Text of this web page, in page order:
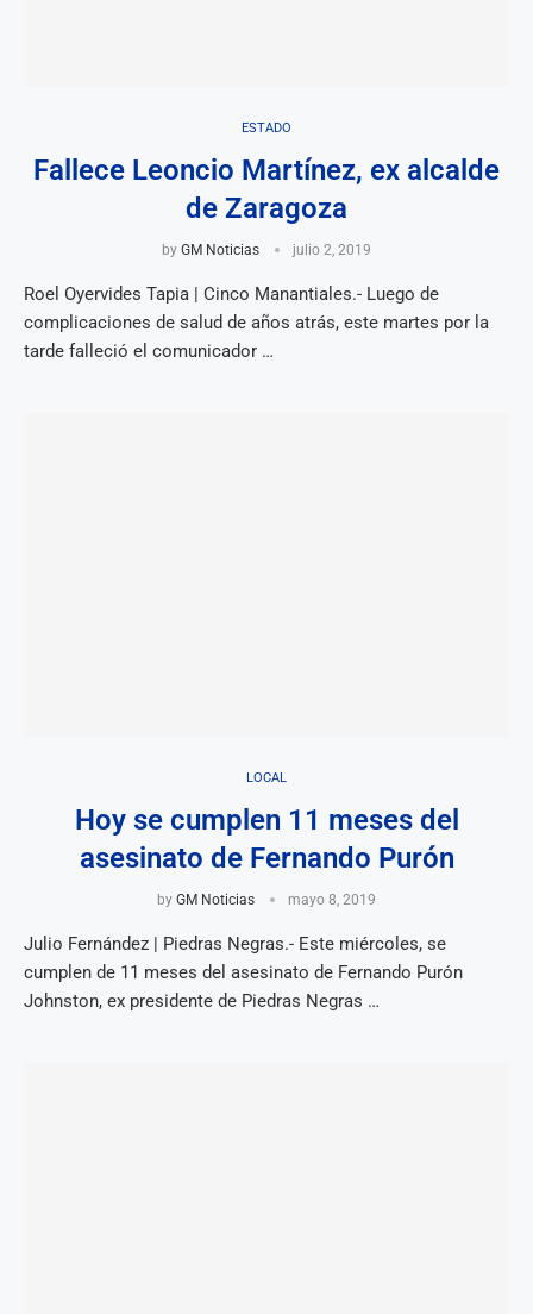
ESTADO
Fallece Leoncio Martínez, ex alcalde
de Zaragoza
by GM Noticias julio 2, 2019
Roel Oyervides Tapia | Cinco Manantiales.- Luego de
complicaciones de salud de años atrás, este martes por la
tarde falleció el comunicador …
LOCAL
Hoy se cumplen 11 meses del
asesinato de Fernando Purón
by GM Noticias mayo 8, 2019
Julio Fernández | Piedras Negras.- Este miércoles, se
cumplen de 11 meses del asesinato de Fernando Purón
Johnston, ex presidente de Piedras Negras …